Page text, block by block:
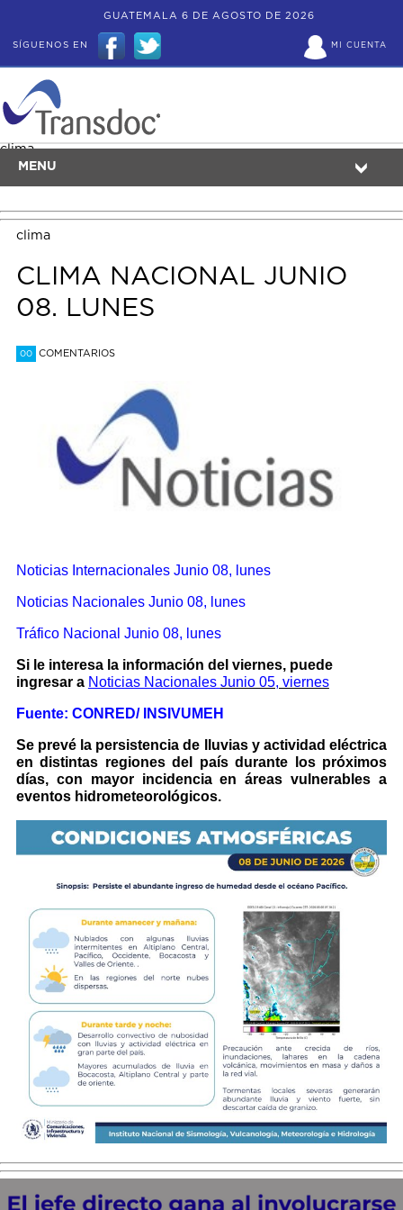
GUATEMALA 6 DE AGOSTO DE 2026
MI CUENTA
SÍGUENOS EN
MENU
clima
clima
CLIMA NACIONAL JUNIO
08. LUNES
00 COMENTARIOS
Noticias Internacionales Junio 08, lunes
Noticias Nacionales Junio 08, lunes
Tráfico Nacional Junio 08, lunes
Si le interesa la información del viernes, puede
ingresar a Noticias Nacionales Junio 05, viernes
Fuente: CONRED/ INSIVUMEH
Se prevé la persistencia de lluvias y actividad eléctrica
en distintas regiones del país durante los próximos
días, con mayor incidencia en áreas vulnerables a
eventos hidrometeorológicos.